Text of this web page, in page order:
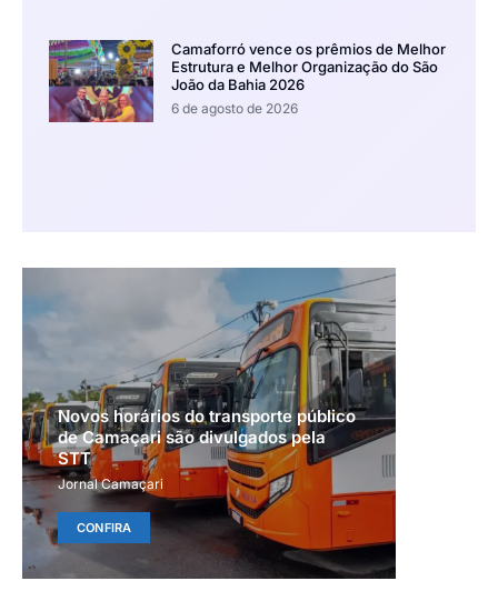
Camaforró vence os prêmios de Melhor
Estrutura e Melhor Organização do São
João da Bahia 2026
6 de agosto de 2026
Novos horários do transporte público
de Camaçari são divulgados pela
STT
Jornal Camaçari
CONFIRA